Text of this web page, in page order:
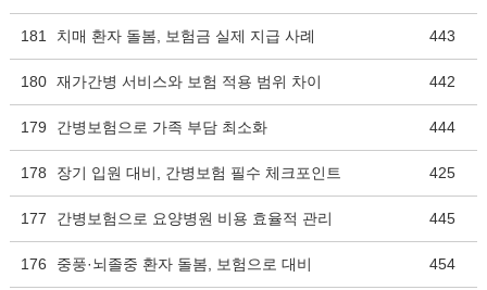
181 치매 환자 돌봄, 보험금 실제 지급 사례 443
180 재가간병 서비스와 보험 적용 범위 차이 442
179 간병보험으로 가족 부담 최소화 444
178 장기 입원 대비, 간병보험 필수 체크포인트 425
177 간병보험으로 요양병원 비용 효율적 관리 445
176 중풍·뇌졸중 환자 돌봄, 보험으로 대비 454